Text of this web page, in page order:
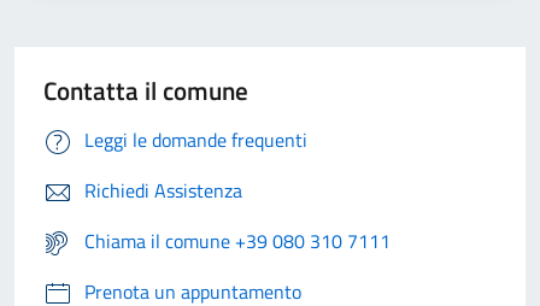
Contatta il comune
Leggi le domande frequenti
Richiedi Assistenza
Chiama il comune +39 080 310 7111
Prenota un appuntamento